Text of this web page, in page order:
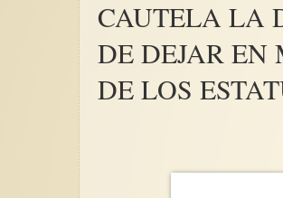
CAUTELA LA
DE DEJAR
DE LOS